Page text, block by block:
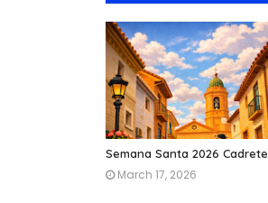
Semana Santa 2026 Cadrete
March 17, 2026